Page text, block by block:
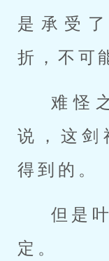
是承受
折，不可
难怪
说，这剑
得到的。
但是
定。